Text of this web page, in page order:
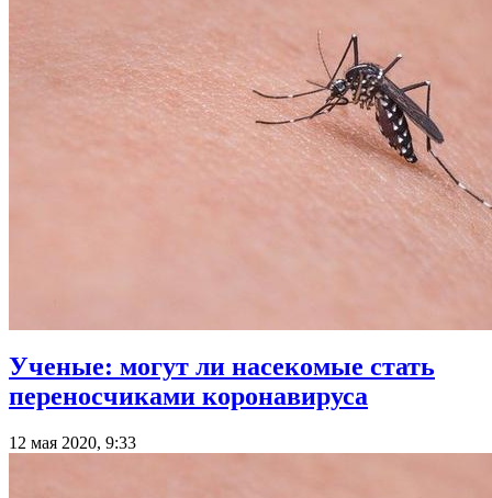
Ученые: могут ли насекомые стать
переносчиками коронавируса
12 мая 2020, 9:33